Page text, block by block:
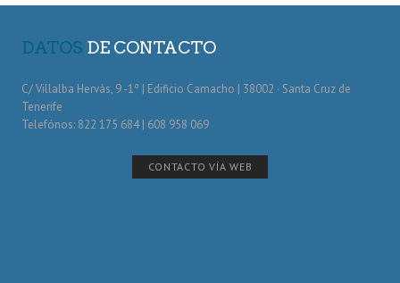
DATOS DE CONTACTO
C/ Villalba Hervás, 9 -1º | Edificio Camacho | 38002 · Santa Cruz de
Tenerife
Telefónos: 822 175 684 | 608 958 069
CONTACTO VÍA WEB